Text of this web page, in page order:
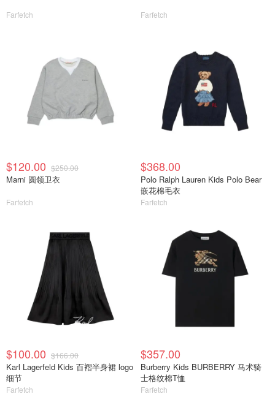
Farfetch Farfetch
$120.00 $250.00
Marni 圆领卫衣
Farfetch
$368.00
Polo Ralph Lauren Kids Polo Bear
嵌花棉毛衣
Farfetch
$100.00 $166.00
Karl Lagerfeld Kids 百褶半身裙 logo
细节
Farfetch
$357.00
Burberry Kids BURBERRY 马术骑
士格纹棉T恤
Farfetch